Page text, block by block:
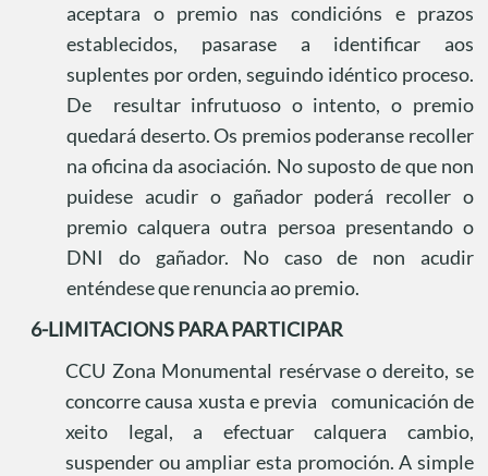
aceptara o premio nas condicións e prazos
establecidos, pasarase a identificar aos
suplentes por orden, seguindo idéntico proceso.
De
resultar infrutuoso o intento, o premio
quedará deserto. Os premios poderanse recoller
na oficina da asociación. No suposto de que non
puidese acudir o gañador poderá recoller o
premio calquera outra persoa presentando o
DNI do gañador. No caso de non acudir
enténdese que renuncia ao premio.
6-LIMITACIONS PARA PARTICIPAR
CCU Zona Monumental resérvase o dereito, se
concorre causa xusta e previa
comunicación de
xeito legal, a efectuar calquera cambio,
suspender ou ampliar esta promoción. A simple